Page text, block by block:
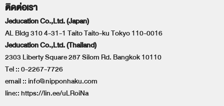
ติดต่อเรา
Jeducation Co.,Ltd. (Japan)
AL Bldg 310 4-31-1 Taito Taito-ku Tokyo 110-0016
Jeducation Co.,Ltd. (Thailand)
2303 Liberty Square 287 Silom Rd. Bangkok 10110
Tel ::0-2267-7726
email ::info@nipponhaku.com
line::https://lin.ee/uLRoiNa